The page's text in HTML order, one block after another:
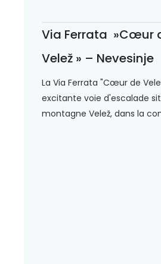
Via Ferrata »Cœur
Velež » – Nevesinje
La Via Ferrata "Cœur de
excitante voie d'escalade
montagne Velež, dans la